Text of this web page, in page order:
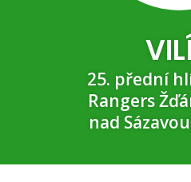
25. přední
Rangers
nad